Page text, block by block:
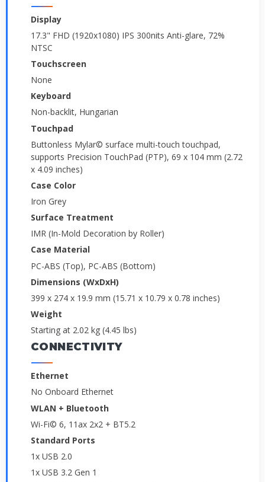
Display
17.3" FHD (1920x1080) IPS 300nits Anti-glare, 72%
NTSC
Touchscreen
None
Keyboard
Non-backlit, Hungarian
Touchpad
Buttonless Mylar© surface multi-touch touchpad,
supports Precision TouchPad (PTP), 69 x 104 mm (2.72
x 4.09 inches)
Case Color
Iron Grey
Surface Treatment
IMR (In-Mold Decoration by Roller)
Case Material
PC-ABS (Top), PC-ABS (Bottom)
Dimensions (WxDxH)
399 x 274 x 19.9 mm (15.71 x 10.79 x 0.78 inches)
Weight
Starting at 2.02 kg (4.45 lbs)
CONNECTIVITY
Ethernet
No Onboard Ethernet
WLAN + Bluetooth
Wi-Fi© 6, 11ax 2x2 + BT5.2
Standard Ports
1x USB 2.0
1x USB 3.2 Gen 1